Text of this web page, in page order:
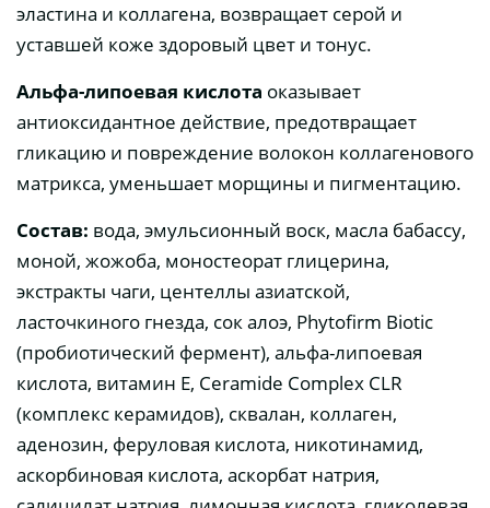
эластина и коллагена, возвращает серой и
уставшей коже здоровый цвет и тонус.
Альфа-липоевая кислота оказывает
антиоксидантное действие, предотвращает
гликацию и повреждение волокон коллагенового
матрикса, уменьшает морщины и пигментацию.
Состав: вода, эмульсионный воск, масла бабассу,
моной, жожоба, моностеорат глицерина,
экстракты чаги, центеллы азиатской,
ласточкиного гнезда, сок алоэ, Phytofirm Biotic
(пробиотический фермент), альфа-липоевая
кислота, витамин Е, Ceramide Complex CLR
(комплекс керамидов), сквалан, коллаген,
аденозин, феруловая кислота, никотинамид,
аскорбиновая кислота, аскорбат натрия,